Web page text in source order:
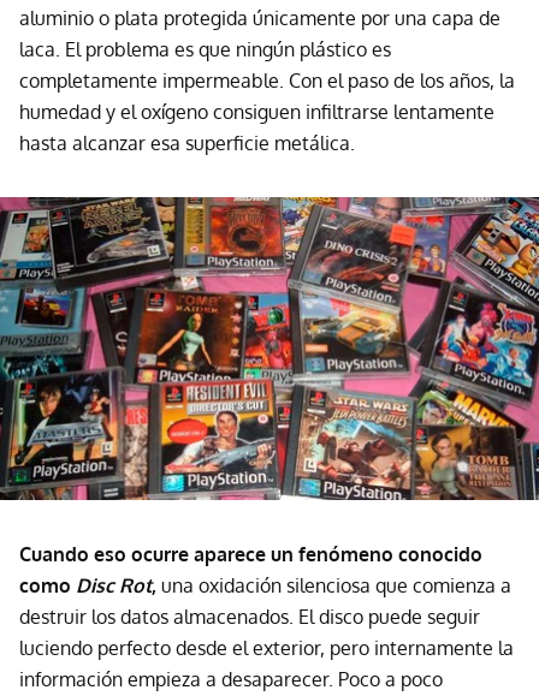
aluminio o plata protegida únicamente por una capa de
laca. El problema es que ningún plástico es
completamente impermeable. Con el paso de los años, la
humedad y el oxígeno consiguen infiltrarse lentamente
hasta alcanzar esa superficie metálica.
Cuando eso ocurre aparece un fenómeno conocido
como Disc Rot, una oxidación silenciosa que comienza a
destruir los datos almacenados. El disco puede seguir
luciendo perfecto desde el exterior, pero internamente la
información empieza a desaparecer. Poco a poco